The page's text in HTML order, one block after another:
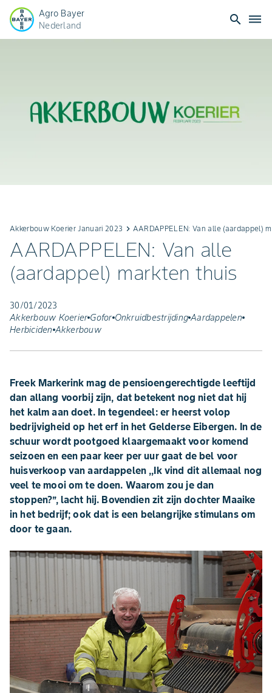
Agro Bayer
Nederland
search dehaze
Akkerbouw Koerier Januari 2023 keyboard_arrow_right AARDAPPELEN: Van alle (aardappel)
AARDAPPELEN: Van alle
(aardappel) markten thuis
30/01/2023
Akkerbouw Koerier Gofor Onkruidbestrijding Aardappelen
Herbiciden Akkerbouw
Freek Markerink mag de pensioengerechtigde leeftijd
dan allang voorbij zijn, dat betekent nog niet dat hij
het kalm aan doet. In tegendeel: er heerst volop
bedrijvigheid op het erf in het Gelderse Eibergen. In de
schuur wordt pootgoed klaargemaakt voor komend
seizoen en een paar keer per uur gaat de bel voor
huisverkoop van aardappelen ,,Ik vind dit allemaal nog
veel te mooi om te doen. Waarom zou je dan
stoppen?’’, lacht hij. Bovendien zit zijn dochter Maaike
in het bedrijf; ook dat is een belangrijke stimulans om
door te gaan.